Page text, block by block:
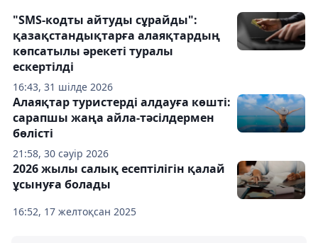
16:43, 31 шілде 2026
"SMS-кодты айтуды сұрайды":
қазақстандықтарға алаяқтардың
көпсатылы әрекеті туралы
ескертілді
21:58, 30 сәуір 2026
Алаяқтар туристерді алдауға көшті:
сарапшы жаңа айла-тәсілдермен
бөлісті
16:52, 17 желтоқсан 2025
2026 жылы салық есептілігін қалай
ұсынуға болады